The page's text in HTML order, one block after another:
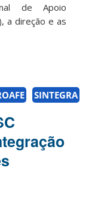
de Apoio
a direção e as
SINTEGRA